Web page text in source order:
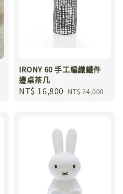
IRONY 60 手工編織鐵件
邊桌茶几
Sale
NT$ 16,800 Regular
NT$ 24,000